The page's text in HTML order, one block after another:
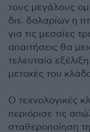
τους μεγάλους
διs. δολαρίων η
για τις μεσαίες
απαιτήσεις θα
τελευταία
μετοχές του
Ο τεχνολογικές
περιόρισε τις
σταθεροποίηση